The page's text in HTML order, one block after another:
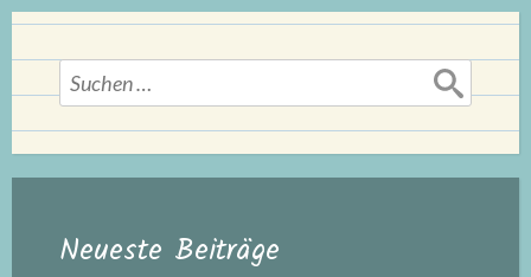
Suchen
nach:
Neueste Beiträge